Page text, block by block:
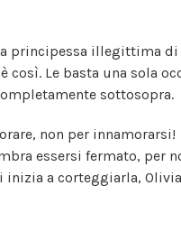
principessa illegittima di
così. Le basta una sola
sottosopra.
non per innamorarsi!
essersi fermato, per
a corteggiarla,